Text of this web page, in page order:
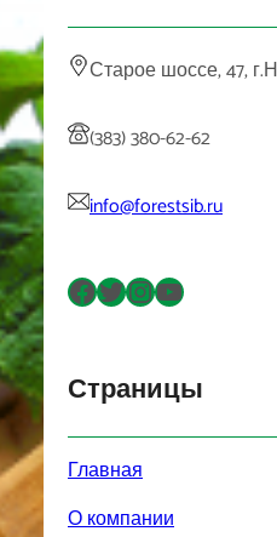
Старое шоссе, 47,
(383) 380-62-62
info@forestsib.ru
Facebook Twitter InstagramYouTube
Страницы
Главная
О компании